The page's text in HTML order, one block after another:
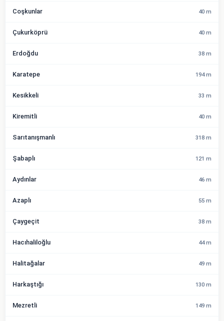
Coşkunlar 40 m
Çukurköprü 40 m
Erdoğdu 38 m
Karatepe 194 m
Kesikkeli 33 m
Kiremitli 40 m
Sarıtanışmanlı 318 m
Şabaplı 121 m
Aydınlar 46 m
Azaplı 55 m
Çaygeçit 38 m
Hacıhaliloğlu 44 m
Halitağalar 49 m
Harkaştığı 130 m
Mezretli 149 m